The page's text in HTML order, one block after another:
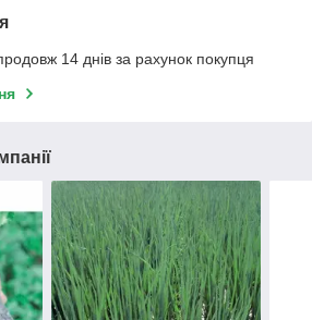
14 днів за рахунок покупця